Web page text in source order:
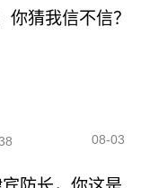
猜我信不信？
08-03